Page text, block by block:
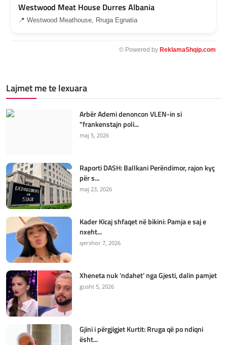
Westwood Meat House Durres Albania
📍 Westwood Meathouse, Rruga Egnatia
© Powered by ReklamaShqip.com
Lajmet me te lexuara
Arbër Ademi denoncon VLEN-in si
"frankenstajn poli...
maj 5, 2026
Raporti DASH: Ballkani Perëndimor, rajon kyç
për s...
maj 23, 2026
Kader Kicaj shfaqet në bikini: Pamja e saj e
nxeht...
qershor 7, 2026
Xheneta nuk ‘ndahet’ nga Gjesti, dalin pamjet
gusht 5, 2026
Gjini i përgjigjet Kurtit: Rruga që po ndiqni
ësht...